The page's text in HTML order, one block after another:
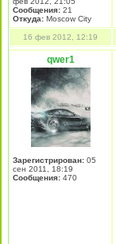
Сообщения: 21
Откуда: Moscow City
16 фев 2012, 12:19
qwer1
Зарегистрирован: 05
сен 2011, 18:19
Сообщения: 470